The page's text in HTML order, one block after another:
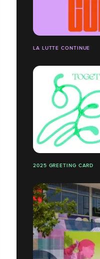
LA LUTTE CONTINUE
2025 GREETING CARD